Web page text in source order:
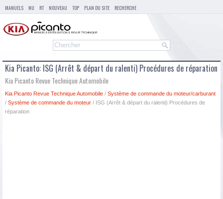
MANUELS NU RT NOUVEAU TOP PLAN DU SITE RECHERCHE
Kia Picanto: ISG (Arrêt & départ du ralenti) Procédures de réparation
Kia Picanto Revue Technique Automobile
Kia Picanto Revue Technique Automobile / Système de commande du moteur/carburant
/ Système de commande du moteur / ISG (Arrêt & départ du ralenti) Procédures de
réparation